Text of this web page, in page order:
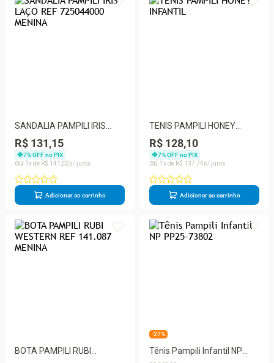
SANDALIA PAMPILI IRIS
LAÇO REF 725044000
MENINA
R$ 131,15
7% OFF no PIX
1
R$ 141 02
Adicionar ao carrinho
TENIS PAMPILI HONEY
INFANTIL
R$ 128,10
7% OFF no PIX
1
R$ 137 74
Adicionar ao carrinho
BOTA PAMPILI RUBI
-27%
Tênis Pampili Infantil NP